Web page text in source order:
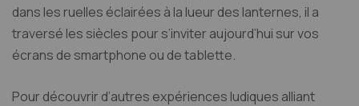
dans les ruelles éclairées à la lueur des lanternes, il a
traversé les siècles pour s’inviter aujourd’hui sur vos
écrans de smartphone ou de tablette.
Pour découvrir d’autres expériences ludiques alliant